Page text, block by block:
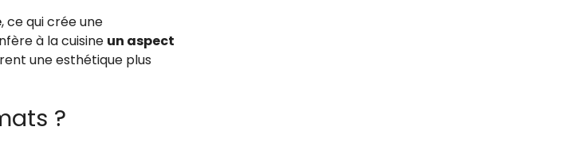
, ce qui crée une
à la cuisine un aspect
une esthétique plus
?